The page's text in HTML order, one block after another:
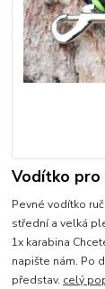
Vodítko pro
Pevné vodítko
střední a velká
1x karabina
napište nám. Po
představ. celý